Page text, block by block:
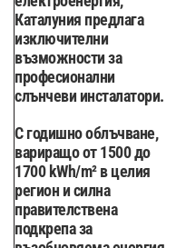
Каталуния предлага
изключителни
възможности за
професионални
слънчеви инсталатори.
С годишно облъчване,
вариращо от 1500 до
1700 kWh/m² в целия
регион и силна
правителствена
подкрепа за